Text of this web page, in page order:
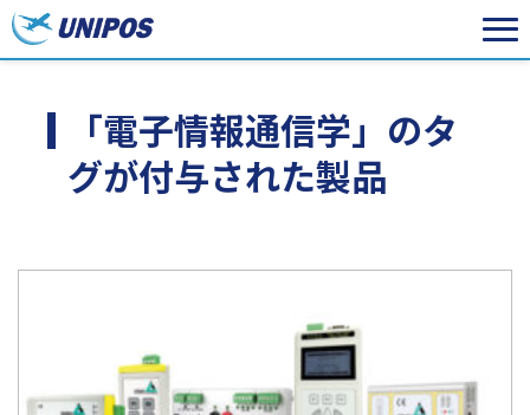
「電子情報通信学」のタ
グが付与された製品